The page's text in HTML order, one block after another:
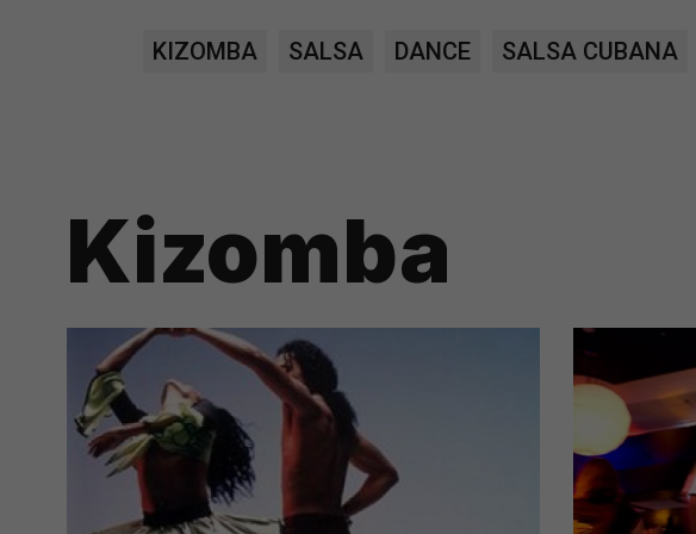
KIZOMBA SALSA DANCE SALSA CUBANA
Kizomba
Przetwarzanie Twoich danych w celach